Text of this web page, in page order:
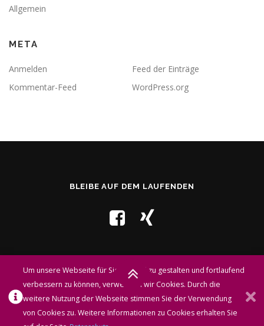
Allgemein
META
Anmelden
Feed der Einträge
Kommentar-Feed
WordPress.org
BLEIBE AUF DEM LAUFENDEN
Copyright © 2026 Praxis für Osteopathie & Naturheilkunde
Christiane Kolb–OnePressTheme von FameThemes
Um unsere Webseite für Sie optimal zu gestalten und fortlaufend
verbessern zu können, verwenden wir Cookies. Durch die
weitere Nutzung der Webseite stimmen Sie der Verwendung
von Cookies zu. Weitere Informationen zu Cookies erhalten Sie